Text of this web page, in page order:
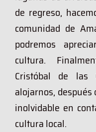
de regreso,
comunidad de
podremos
cultura.
Cristóbal de las
alojarnos,
inolvidable en
cultura local.